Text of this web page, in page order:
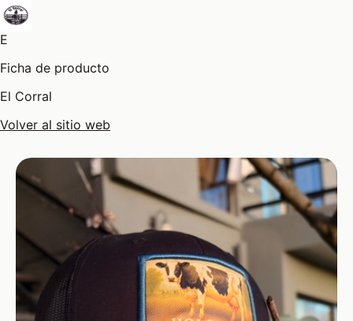
E
Ficha de producto
El Corral
Volver al sitio web